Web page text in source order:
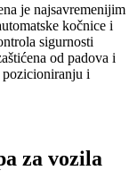
je najsavremenijim
kočnice i
sigurnosti
od padova i
pozicioniranju i
za vozila